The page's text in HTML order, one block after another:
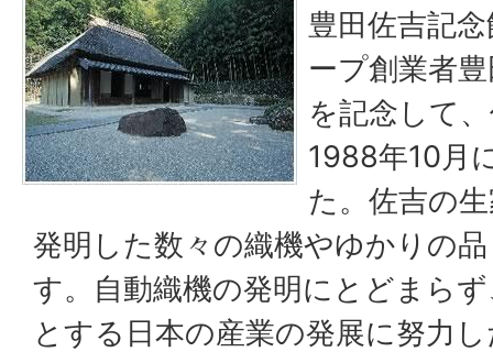
豊田佐吉記
ープ創業者
を記念して
1988年10月
た。佐吉の
発明した数々の織機やゆかりの
す。自動織機の発明にとどまら
とする日本の産業の発展に努力